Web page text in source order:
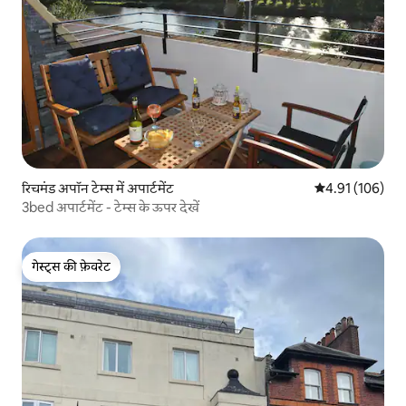
रिचमंड अपॉन टेम्स में अपार्टमेंट औसत रेटिंग 5 में से
4.91 (106)
3bed अपार्टमेंट - टेम्स के ऊपर देखें
गेस्ट्स की फ़ेवरेट
गेस्ट्स की फ़ेवरेट